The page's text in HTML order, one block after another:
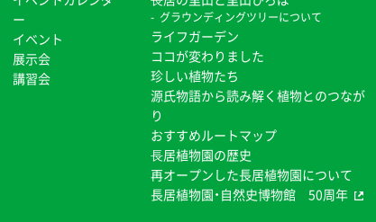
ー
イベント
展示会
講習会
グラウンディングツリーについて
ライフガーデン
ココが変わりました
珍しい植物たち
源氏物語から読み解く植物とのつなが
り
おすすめルートマップ
⻑居植物園の歴史
再オープンした長居植物園について
長居植物園・自然史博物館 50周年